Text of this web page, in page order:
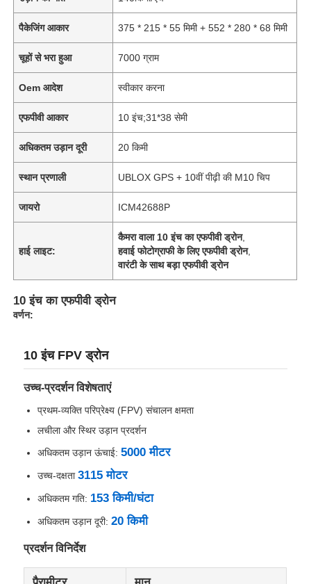
हमारे बारे में
पैकेजिंग आकार 375 * 215 * 55 मिमी + 552 * 280 * 68 मिमी
चूहों से भरा हुआ 7000 ग्राम
Oem आदेश स्वीकार करना
एफपीवी आकार 10 इंच;31*38 सेमी
अधिकतम उड़ान दूरी 20 किमी
स्थान प्रणाली UBLOX GPS + 10वीं पीढ़ी की M10 चिप
जायरो ICM42688P
हाई लाइट:
कैमरा वाला 10 इंच का एफपीवी ड्रोन,
हवाई फोटोग्राफी के लिए एफपीवी ड्रोन,
वारंटी के साथ बड़ा एफपीवी ड्रोन
10 इंच का एफपीवी ड्रोन
वर्णन:
10 इंच FPV ड्रोन
उच्च-प्रदर्शन विशेषताएं
प्रथम-व्यक्ति परिप्रेक्ष्य (FPV) संचालन क्षमता
लचीला और स्थिर उड़ान प्रदर्शन
अधिकतम उड़ान ऊंचाई:5000 मीटर
उच्च-दक्षता3115 मोटर
अधिकतम गति: 153 किमी/घंटा
अधिकतम उड़ान दूरी:20 किमी
प्रदर्शन विनिर्देश